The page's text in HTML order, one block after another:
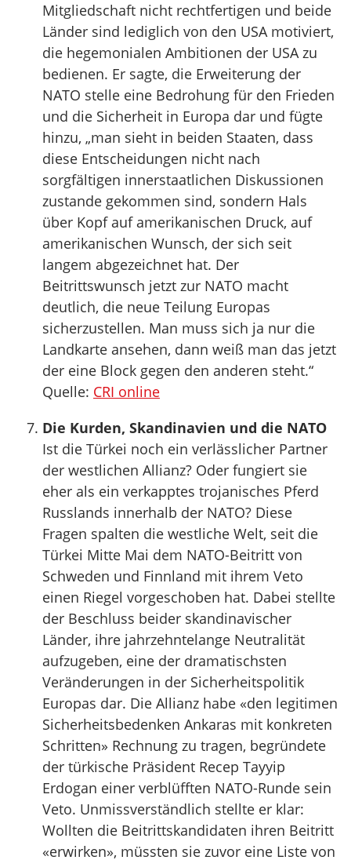
Mitgliedschaft nicht rechtfertigen und beide
Länder sind lediglich von den USA motiviert,
die hegemonialen Ambitionen der USA zu
bedienen. Er sagte, die Erweiterung der
NATO stelle eine Bedrohung für den Frieden
und die Sicherheit in Europa dar und fügte
hinzu, „man sieht in beiden Staaten, dass
diese Entscheidungen nicht nach
sorgfältigen innerstaatlichen Diskussionen
zustande gekommen sind, sondern Hals
über Kopf auf amerikanischen Druck, auf
amerikanischen Wunsch, der sich seit
langem abgezeichnet hat. Der
Beitrittswunsch jetzt zur NATO macht
deutlich, die neue Teilung Europas
sicherzustellen. Man muss sich ja nur die
Landkarte ansehen, dann weiß man das jetzt
der eine Block gegen den anderen steht.“
Quelle: CRI online
Die Kurden, Skandinavien und die NATO
Ist die Türkei noch ein verlässlicher Partner
der westlichen Allianz? Oder fungiert sie
eher als ein verkapptes trojanisches Pferd
Russlands innerhalb der NATO? Diese
Fragen spalten die westliche Welt, seit die
Türkei Mitte Mai dem NATO-Beitritt von
Schweden und Finnland mit ihrem Veto
einen Riegel vorgeschoben hat. Dabei stellte
der Beschluss beider skandinavischer
Länder, ihre jahrzehntelange Neutralität
aufzugeben, eine der dramatischsten
Veränderungen in der Sicherheitspolitik
Europas dar. Die Allianz habe «den legitimen
Sicherheitsbedenken Ankaras mit konkreten
Schritten» Rechnung zu tragen, begründete
der türkische Präsident Recep Tayyip
Erdogan einer verblüfften NATO-Runde sein
Veto. Unmissverständlich stellte er klar:
Wollten die Beitrittskandidaten ihren Beitritt
«erwirken», müssten sie zuvor eine Liste von